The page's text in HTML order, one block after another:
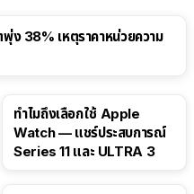
ง 38% เหตุราคาหน่วยความ
ทำไมถึงเลือกใช้ Apple
Watch — แชร์ประสบการณ์
Series 11 และ ULTRA 3